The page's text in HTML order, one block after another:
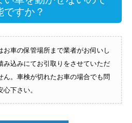
すか？
お車の保管場所まで業者がお伺いし
み込みにてお引取りをさせていただ
ん。車検が切れたお車の場合でも問
下さい。